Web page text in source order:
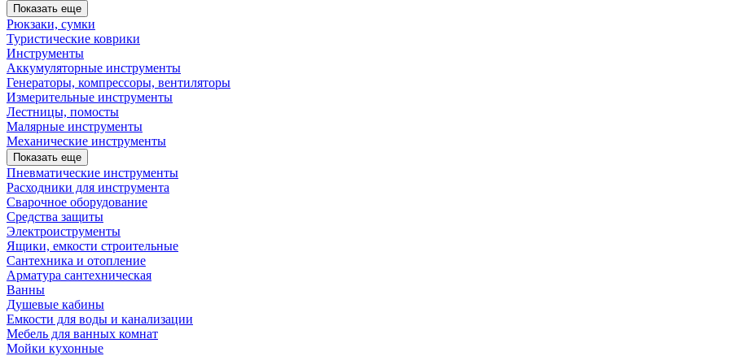
Показать еще
Рюкзаки, сумки
Туристические коврики
Инструменты
Аккумуляторные инструменты
Генераторы, компрессоры, вентиляторы
Измерительные инструменты
Лестницы, помосты
Малярные инструменты
Механические инструменты
Показать еще
Пневматические инструменты
Расходники для инструмента
Сварочное оборудование
Средства защиты
Электроиструменты
Ящики, емкости строительные
Сантехника и отопление
Арматура сантехническая
Ванны
Душевые кабины
Емкости для воды и канализации
Мебель для ванных комнат
Мойки кухонные